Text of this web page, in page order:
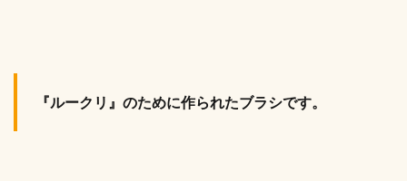
『ルークリ』のために作られたブラシです。